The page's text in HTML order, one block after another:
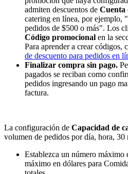
admiten descuentos de Cuenta
catering en línea, por ejemplo,
pedidos de $500 o más". Los
Código promocional en la
Para aprender a crear códigos,
de descuento para pedidos en
Finalizar compra sin pago.
pagados se reciban como
pedidos ingresando un pago
factura.
La configuración de Capacidad de
volumen de pedidos por día, hora, 30
Establezca un número máximo
máximo en dólares para